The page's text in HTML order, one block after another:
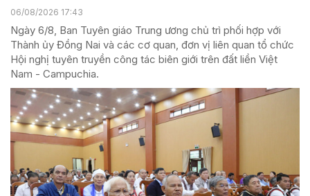
06/08/2026 17:43
Ngày 6/8, Ban Tuyên giáo Trung ương chủ trì phối hợp với
Thành ủy Đồng Nai và các cơ quan, đơn vị liên quan tổ chức
Hội nghị tuyên truyền công tác biên giới trên đất liền Việt
Nam - Campuchia.